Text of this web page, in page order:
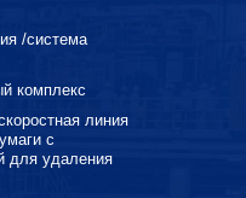
/система
комплекс
линия
с
для удаления